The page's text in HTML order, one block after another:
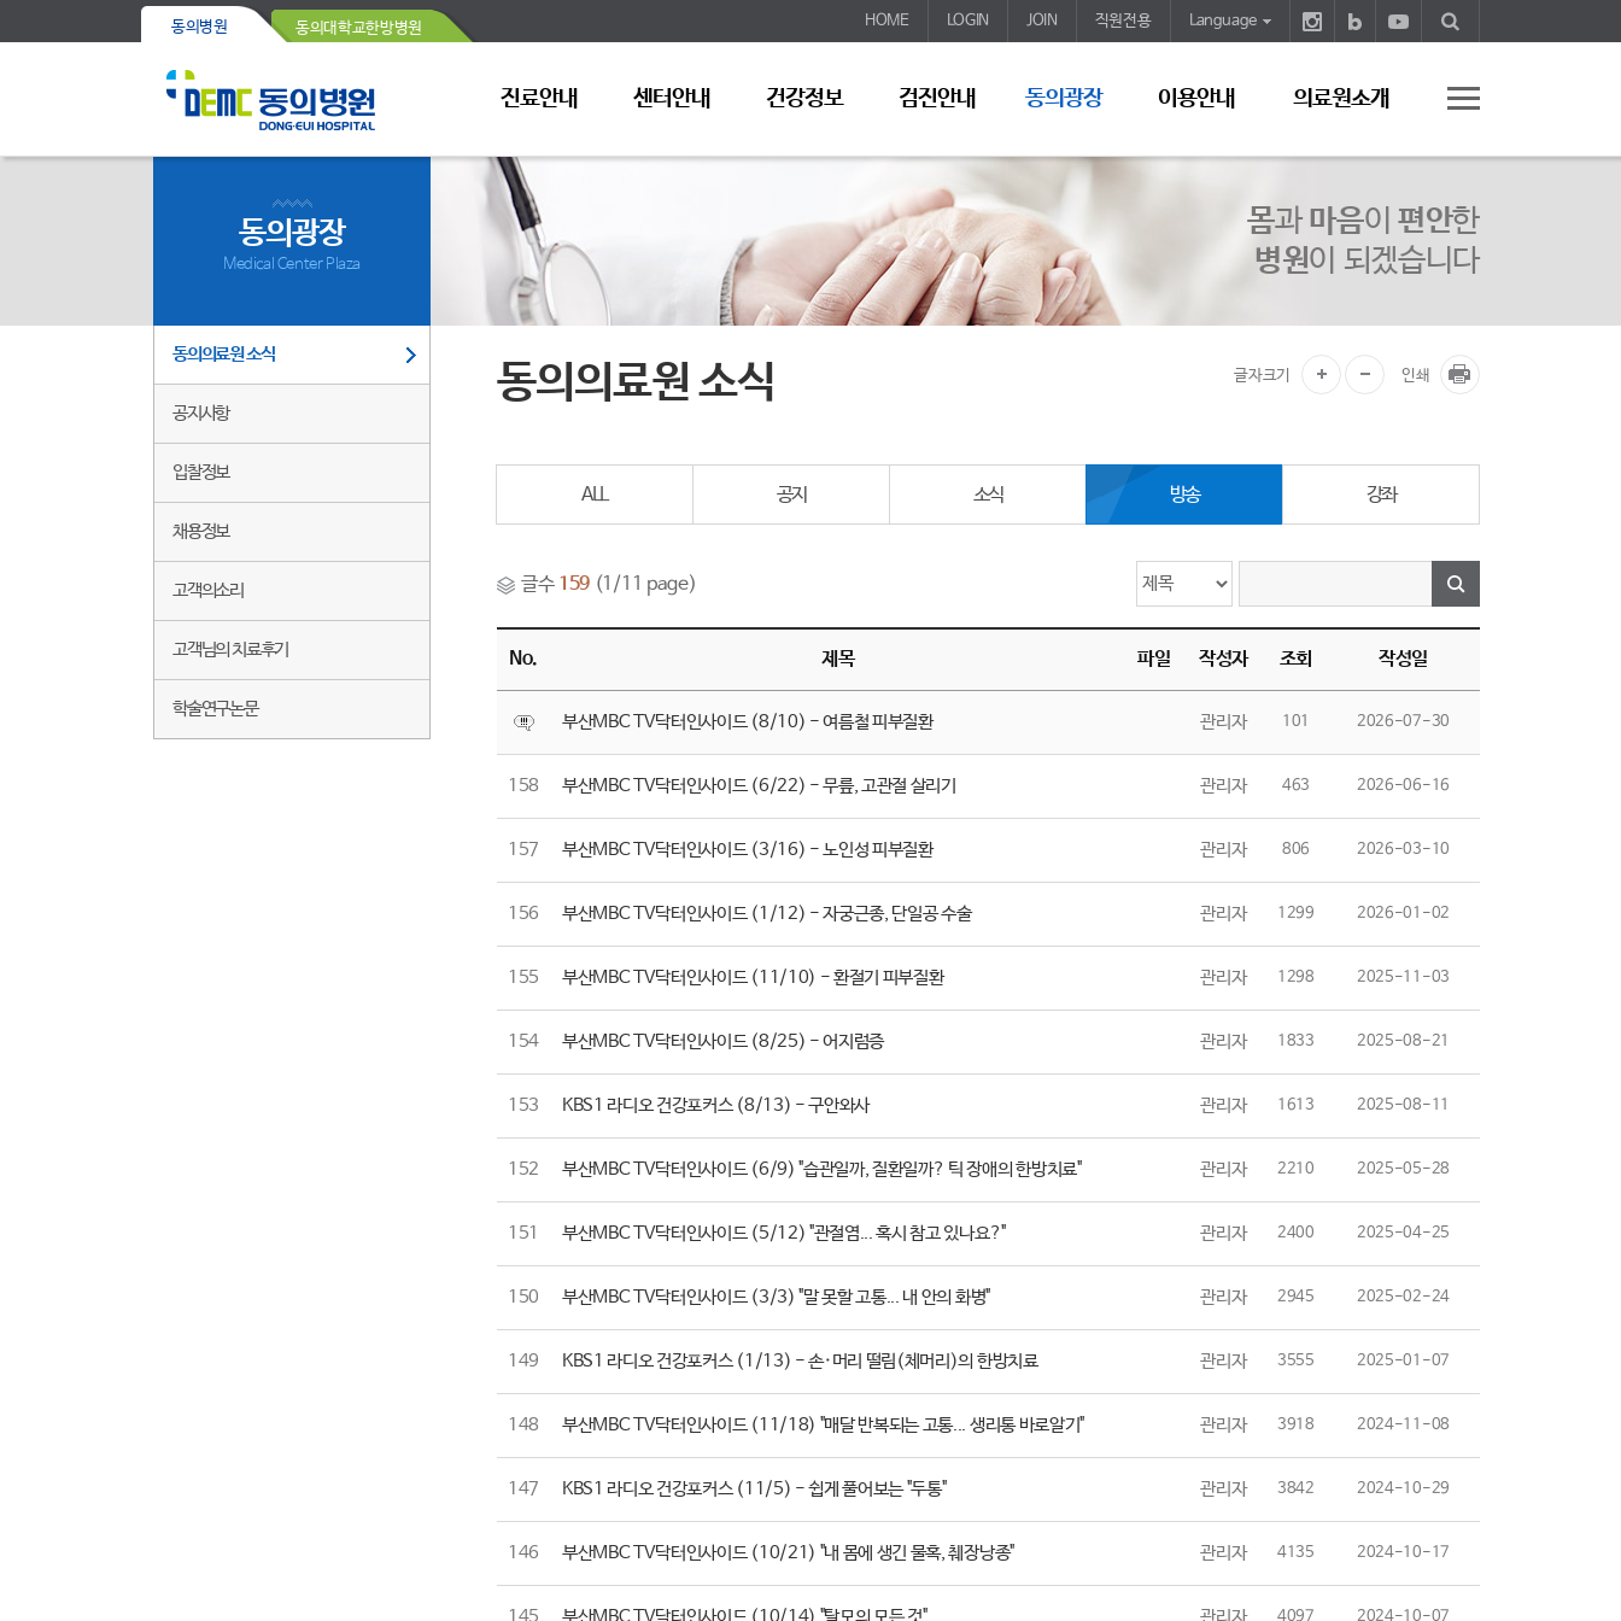
동의병원 동의대학교한방병원 HOME LOGIN JOIN 직원전용 Language
진료안내 센터안내 건강정보 검진안내 동의광장 이용안내 의료원소개
몸과 마음이 편안한
병원이 되겠습니다
동의광장
Medical Center Plaza
동의의료원 소식
공지사항
입찰정보
채용정보
고객의소리
고객님의 치료후기
학술연구논문
동의의료원 소식 글자크기 인쇄
ALL 공지 소식 방송 강좌
글수159 (1/11 page)
No. 제목 파일 작성자 조회 작성일
부산MBC TV닥터인사이드 (8/10) - 여름철 피부질환 관리자 101 2026-07-30
158 부산MBC TV닥터인사이드 (6/22) - 무릎, 고관절 살리기 관리자 463 2026-06-16
157 부산MBC TV닥터인사이드 (3/16) - 노인성 피부질환 관리자 806 2026-03-10
156 부산MBC TV닥터인사이드 (1/12) - 자궁근종, 단일공 수술 관리자 1299 2026-01-02
155 부산MBC TV닥터인사이드 (11/10) - 환절기 피부질환 관리자 1298 2025-11-03
154 부산MBC TV닥터인사이드 (8/25) - 어지럼증 관리자 1833 2025-08-21
153 KBS1 라디오 건강포커스 (8/13) - 구안와사 관리자 1613 2025-08-11
152 부산MBC TV닥터인사이드 (6/9) "습관일까, 질환일까? 틱 장애의 한방치료" 관리자 2210 2025-05-28
151 부산MBC TV닥터인사이드 (5/12) "관절염... 혹시 참고 있나요?" 관리자 2400 2025-04-25
150 부산MBC TV닥터인사이드 (3/3) "말 못할 고통... 내 안의 화병" 관리자 2945 2025-02-24
149 KBS1 라디오 건강포커스 (1/13) - 손·머리 떨림(체머리)의 한방치료 관리자 3555 2025-01-07
148 부산MBC TV닥터인사이드 (11/18) "매달 반복되는 고통... 생리통 바로알기" 관리자 3918 2024-11-08
147 KBS1 라디오 건강포커스 (11/5) - 쉽게 풀어보는 "두통" 관리자 3842 2024-10-29
146 부산MBC TV닥터인사이드 (10/21) "내 몸에 생긴 물혹, 췌장낭종" 관리자 4135 2024-10-17
4097 2024-10-07